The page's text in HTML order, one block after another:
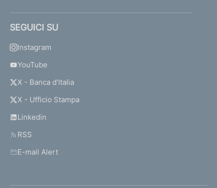
SEGUICI SU
Instagram
YouTube
X - Banca d’Italia
X - Ufficio Stampa
Linkedin
RSS
E-mail Alert